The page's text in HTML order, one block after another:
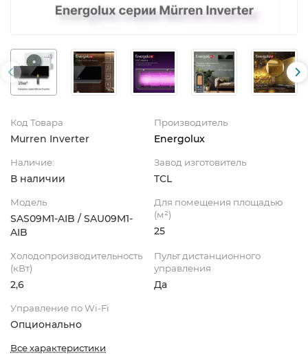
Код Товара
Murren Inverter
Производитель
Energolux
Наличие:
В наличии
Завод изготовитель
TCL
Модель
SAS09M1-AIB / SAU09M1-
AIB
Для помещения площадью
(м²)
25
Холодопроизводительность
(кВт)
2,6
Пульт дистанционного
управления
Да
Управление по Wi-Fi
Опционально
Все характеристики